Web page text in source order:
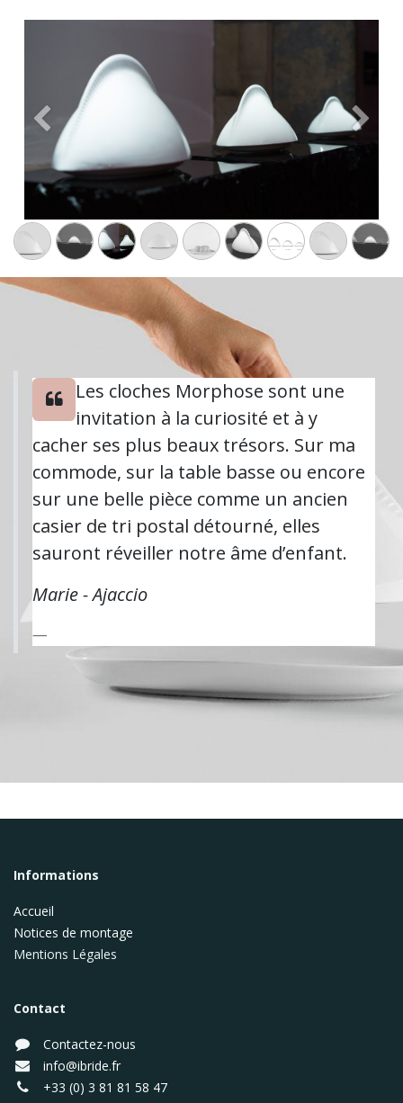
Précedent
Les cloches Morphose sont une
invitation à la curiosité et à y
cacher ses plus beaux trésors. Sur ma
commode, sur la table basse ou encore
sur une belle pièce comme un ancien
casier de tri postal détourné, elles
sauront réveiller notre âme d’enfant.
Marie - Ajaccio
Informations
Accueil
Notices de montage
Mentions Légales
Contact
Contactez-nous
info@ibride.fr
+33 (0) 3 81 81 58 47